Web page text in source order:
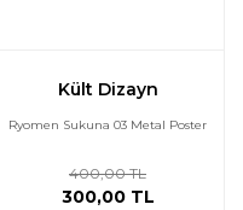
Kült Dizayn
Ryomen Sukuna 03 Metal Poster
400,00 TL
300,00 TL